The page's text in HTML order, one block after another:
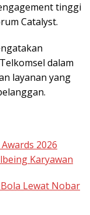
tinggi
Catalyst.
dalam
layanan yang
2026
Karyawan
Lewat Nobar